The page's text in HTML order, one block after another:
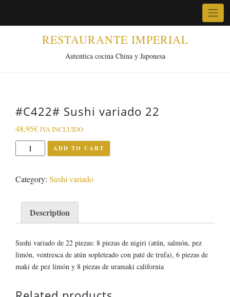
RESTAURANTE IMPERIAL
Autentica cocina China y Japonesa
#C422# Sushi variado 22
48,95€ IVA INCLUIDO
#C422#
Sushi
22
ADD TO CART
Category: Sushi variado
Description
Sushi variado de 22 piezas: 8 piezas de nigiri (atún, salmón, pez
limón, ventresca de atún sopleteado con paté de trufa), 6 piezas de
maki de pez limón y 8 piezas de uramaki california